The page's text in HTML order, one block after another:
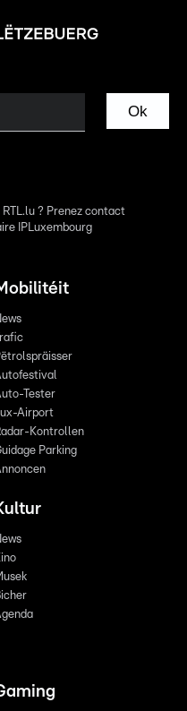
Ok
? Prenez contact
IPLuxembourg
Trafic
Tester
Lux-Airport
Kontrollen
Parking